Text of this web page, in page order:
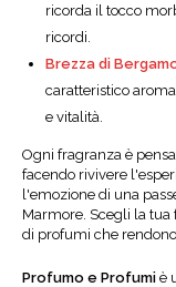
ricorda il tocco
ricordi.
Brezza di
caratteristico
e vitalità.
Ogni fragranza è
facendo rivivere
l'emozione di una
Marmore. Scegli la
di profumi che
Profumo e Profumi è